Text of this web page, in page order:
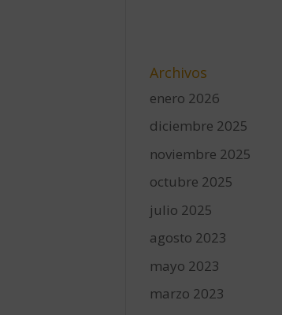
Archivos
enero 2026
diciembre 2025
noviembre 2025
octubre 2025
julio 2025
agosto 2023
mayo 2023
marzo 2023